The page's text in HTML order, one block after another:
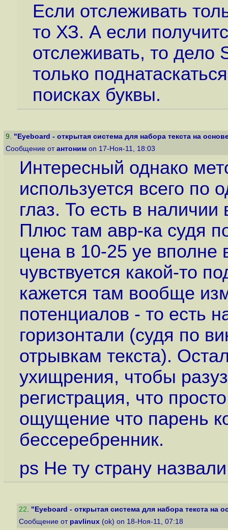
Если отслеживать
то ХЗ. А если
отслеживать, то дело
только
поисках буквы.
9. "Eyeboard - открытая система для набора текста на
Сообщение от антоним on 17-Ноя-11, 18:03
Интересный однако
используется всего по
глаз. То есть в наличии
Плюс там авр-ка судя
цена в 10-25 уе вполне
чувствуется какой-то
кажется там вообще
потенциалов - то есть
горизонтали (судя по
отрывкам текста).
ухищрения, чтобы
регистрация, что
ощущение что парень
бессеребренник.
ps Не ту страну
22. "Eyeboard - открытая система для набора текста на
Сообщение от pavlinux (ok) on 18-Ноя-11, 07:18